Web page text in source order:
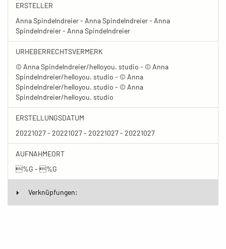
ERSTELLER
Anna Spindelndreier - Anna Spindelndreier - Anna
Spindelndreier - Anna Spindelndreier
URHEBERRECHTSVERMERK
© Anna Spindelndreier/helloyou. studio - © Anna
Spindelndreier/helloyou. studio - © Anna
Spindelndreier/helloyou. studio - © Anna
Spindelndreier/helloyou. studio
ERSTELLUNGSDATUM
20221027 - 20221027 - 20221027 - 20221027
AUFNAHMEORT
%G - %G
Verknüpfungen: